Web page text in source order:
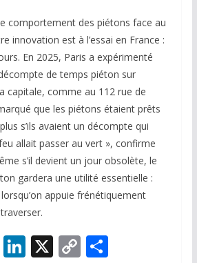
comportement des piétons face au
innovation est à l’essai en France :
En 2025, Paris a expérimenté
de temps piéton sur
capitale, comme au 112 rue de
que les piétons étaient prêts
s’ils avaient un décompte qui
allait passer au vert », confirme
s’il devient un jour obsolète, le
gardera une utilité essentielle :
appuie frénétiquement
Li X C P